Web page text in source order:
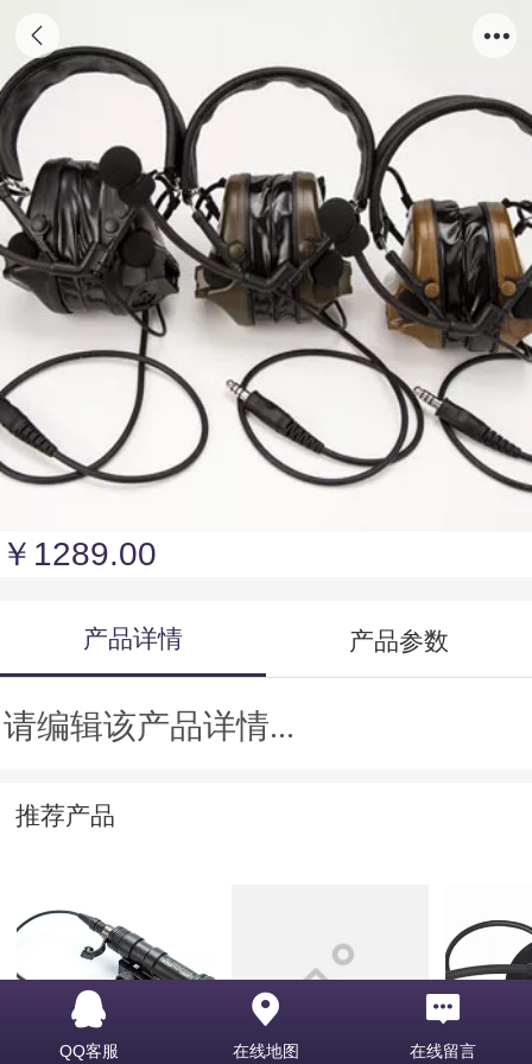
Comtac III Headset
￥1289.00
产品详情 产品参数
请编辑该产品详情...
推荐产品
M600V Scout Light 1212121212
Tactical
QQ客服 在线地图 在线留言